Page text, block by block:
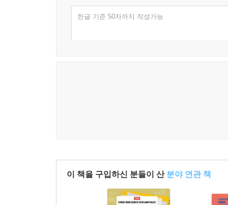
한글 기준 50자까지 작성가능
이 책을 구입하신 분들이 산 분야 연관 책